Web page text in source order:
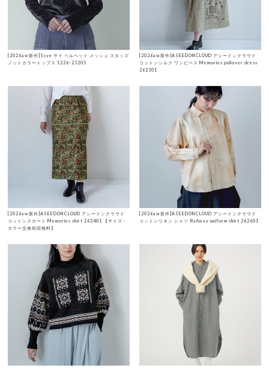
[2026aw新作]Scye サイ ベルベット メッシュ スタッズ
ノットカラートップス 1226-23205
[2026aw新作]ASEEDONCLOUD アシードンクラウド
コットンシルク ワンピース Memories pullover dress
262301
[2026aw新作]ASEEDONCLOUD アシードンクラウド
コットンスカート Memories skirt 262401 【サイズ・
カラー交換初回無料】
[2026aw新作]ASEEDONCLOUD アシードンクラウド
コットンリネン シャツ Railway uniform shirt 262601